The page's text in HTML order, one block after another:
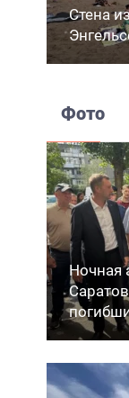
Стена
Фото
Ночная